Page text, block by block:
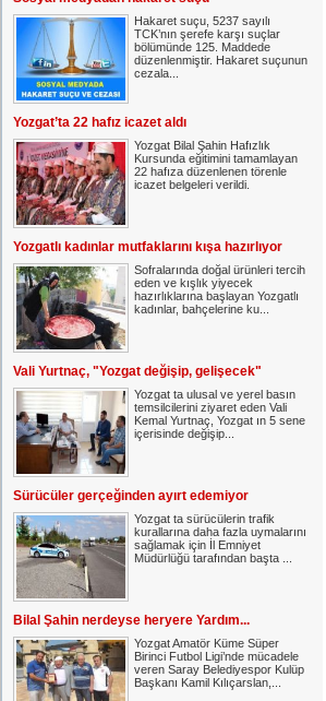
Hakaret suçu, 5237 sayılı
TCK’nın şerefe karşı suçlar
bölümünde 125. Maddede
düzenlenmiştir. Hakaret suçunun
cezala...
Yozgat’ta 22 hafız icazet aldı
Yozgat Bilal Şahin Hafızlık
Kursunda eğitimini tamamlayan
22 hafıza düzenlenen törenle
icazet belgeleri verildi.
Yozgatlı kadınlar mutfaklarını kışa hazırlıyor
Sofralarında doğal ürünleri tercih
eden ve kışlık yiyecek
hazırlıklarına başlayan Yozgatlı
kadınlar, bahçelerine ku...
Vali Yurtnaç, "Yozgat değişip, gelişecek"
Yozgat ta ulusal ve yerel basın
temsilcilerini ziyaret eden Vali
Kemal Yurtnaç, Yozgat ın 5 sene
içerisinde değişip...
Sürücüler gerçeğinden ayırt edemiyor
Yozgat ta sürücülerin trafik
kurallarına daha fazla uymalarını
sağlamak için İl Emniyet
Müdürlüğü tarafından başta ...
Bilal Şahin nerdeyse heryere Yardım...
Yozgat Amatör Küme Süper
Birinci Futbol Ligi’nde mücadele
veren Saray Belediyespor Kulüp
Başkanı Kamil Kılıçarslan,...